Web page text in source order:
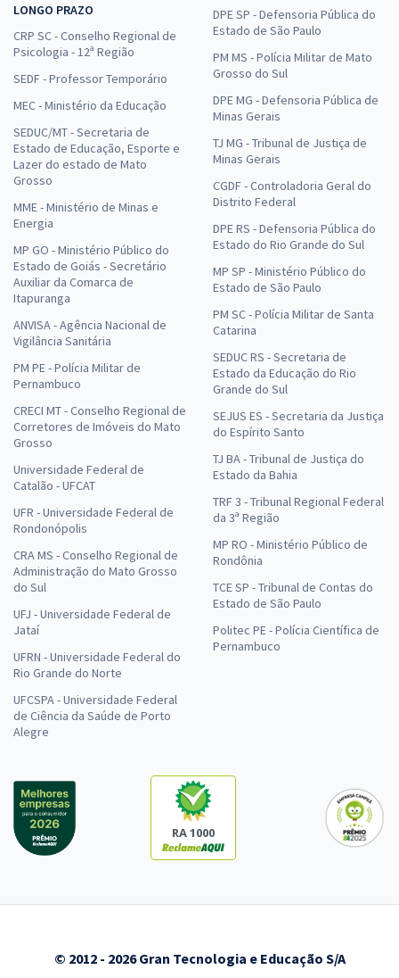
LONGO PRAZO
CRP SC - Conselho Regional de
Psicologia - 12ª Região
SEDF - Professor Temporário
MEC - Ministério da Educação
SEDUC/MT - Secretaria de
Estado de Educação, Esporte e
Lazer do estado de Mato
Grosso
MME - Ministério de Minas e
Energia
MP GO - Ministério Público do
Estado de Goiás - Secretário
Auxiliar da Comarca de
Itapuranga
ANVISA - Agência Nacional de
Vigilância Sanitária
PM PE - Polícia Militar de
Pernambuco
CRECI MT - Conselho Regional de
Corretores de Imóveis do Mato
Grosso
Universidade Federal de
Catalão - UFCAT
UFR - Universidade Federal de
Rondonópolis
CRA MS - Conselho Regional de
Administração do Mato Grosso
do Sul
UFJ - Universidade Federal de
Jataí
UFRN - Universidade Federal do
Rio Grande do Norte
UFCSPA - Universidade Federal
de Ciência da Saúde de Porto
Alegre
DPE SP - Defensoria Pública do
Estado de São Paulo
PM MS - Polícia Militar de Mato
Grosso do Sul
DPE MG - Defensoria Pública de
Minas Gerais
TJ MG - Tribunal de Justiça de
Minas Gerais
CGDF - Controladoria Geral do
Distrito Federal
DPE RS - Defensoria Pública do
Estado do Rio Grande do Sul
MP SP - Ministério Público do
Estado de São Paulo
PM SC - Polícia Militar de Santa
Catarina
SEDUC RS - Secretaria de
Estado da Educação do Rio
Grande do Sul
SEJUS ES - Secretaria da Justiça
do Espírito Santo
TJ BA - Tribunal de Justiça do
Estado da Bahia
TRF 3 - Tribunal Regional Federal
da 3ª Região
MP RO - Ministério Público de
Rondônia
TCE SP - Tribunal de Contas do
Estado de São Paulo
Politec PE - Polícia Científica de
Pernambuco
RA 1000
© 2012 - 2026 Gran Tecnologia e Educação S/A